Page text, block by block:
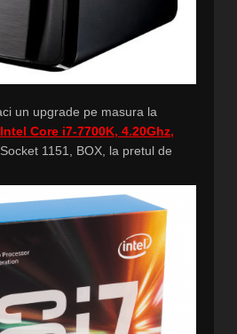
un upgrade pe masura la
Intel Core i7-7700K, 4.20Ghz,
1151, BOX, la pretul de